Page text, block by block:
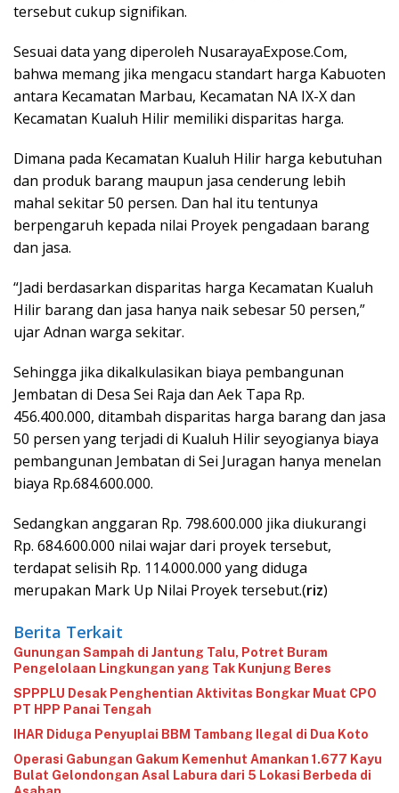
tersebut cukup signifikan.
Sesuai data yang diperoleh NusarayaExpose.Com,
bahwa memang jika mengacu standart harga Kabuoten
antara Kecamatan Marbau, Kecamatan NA IX-X dan
Kecamatan Kualuh Hilir memiliki disparitas harga.
Dimana pada Kecamatan Kualuh Hilir harga kebutuhan
dan produk barang maupun jasa cenderung lebih
mahal sekitar 50 persen. Dan hal itu tentunya
berpengaruh kepada nilai Proyek pengadaan barang
dan jasa.
“Jadi berdasarkan disparitas harga Kecamatan Kualuh
Hilir barang dan jasa hanya naik sebesar 50 persen,”
ujar Adnan warga sekitar.
Sehingga jika dikalkulasikan biaya pembangunan
Jembatan di Desa Sei Raja dan Aek Tapa Rp.
456.400.000, ditambah disparitas harga barang dan jasa
50 persen yang terjadi di Kualuh Hilir seyogianya biaya
pembangunan Jembatan di Sei Juragan hanya menelan
biaya Rp.684.600.000.
Sedangkan anggaran Rp. 798.600.000 jika diukurangi
Rp. 684.600.000 nilai wajar dari proyek tersebut,
terdapat selisih Rp. 114.000.000 yang diduga
merupakan Mark Up Nilai Proyek tersebut.(riz)
Berita Terkait
Gunungan Sampah di Jantung Talu, Potret Buram
Pengelolaan Lingkungan yang Tak Kunjung Beres
‎SPPPLU Desak Penghentian Aktivitas Bongkar Muat CPO
PT HPP Panai Tengah‎
‎IHAR Diduga Penyuplai BBM Tambang Ilegal di Dua Koto‎
Operasi Gabungan Gakum Kemenhut Amankan 1.677 Kayu
Bulat Gelondongan Asal Labura dari 5 Lokasi Berbeda di